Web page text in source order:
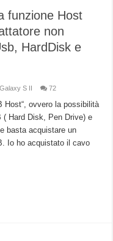
funzione Host
non
HardDisk e
S II 72
Host“, ovvero la possibilità
Hard Disk, Pen Drive) e
basta acquistare un
Io ho acquistato il cavo